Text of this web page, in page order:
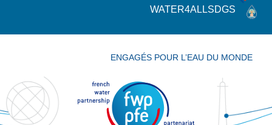
WATER4ALLSDGS
ENGAGÉS POUR L’EAU DU MONDE